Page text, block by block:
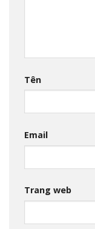
Tên
Email
Trang web